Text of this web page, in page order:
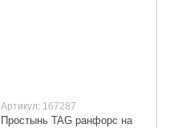
Артикул: 167287
Простынь TAG ранфорс на